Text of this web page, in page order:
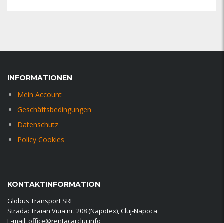
INFORMATIONEN
Mein Account
Geschäftsbedingungen
Datenschutz
Policy Cookies
KONTAKTINFORMATION
Globus Transport SRL
Strada: Traian Vuia nr. 208 (Napotex), Cluj-Napoca
E-mail: office@rentacarcluj.info